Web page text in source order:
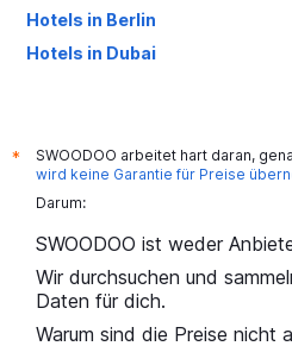
Hotels in Berlin
Hotels in Dubai
*
SWOODOO arbeitet hart daran,
wird keine Garantie für Preise
Darum:
SWOODOO ist weder
Wir durchsuchen und
Daten für dich.
Warum sind die Preise nicht